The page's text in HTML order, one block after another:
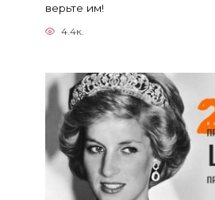
верьте им!
4.4к.